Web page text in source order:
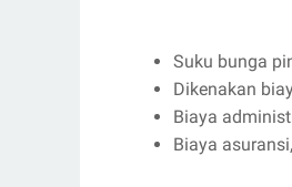
Suku bunga
Dikenakan
Biaya
Biaya